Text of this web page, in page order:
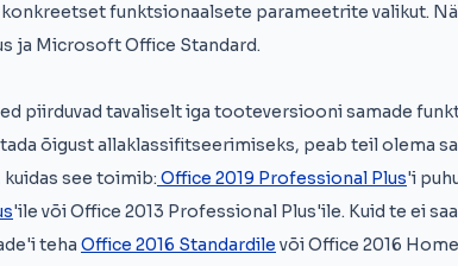
funktsionaalsete parameetrite valikut.
ja Microsoft Office Standard.
piirduvad tavaliselt iga tooteversiooni samade
õigust allaklassifitseerimiseks, peab teil olema
see toimib: Office 2019 Professional Plus'i
'ile või Office 2013 Professional Plus'ile. Kuid te ei saa
teha Office 2016 Standardile või Office 2016